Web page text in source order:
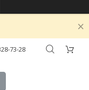
73-28